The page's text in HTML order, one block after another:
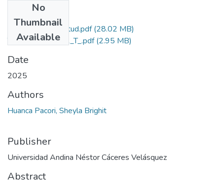
No
Thumbnail
Available
Grado de Similitud.pdf(28.02 MB)
T036_75774472_T_.pdf(2.95 MB)
Date
2025
Authors
Huanca Pacori, Sheyla Brighit
Publisher
Universidad Andina Néstor Cáceres Velásquez
Abstract